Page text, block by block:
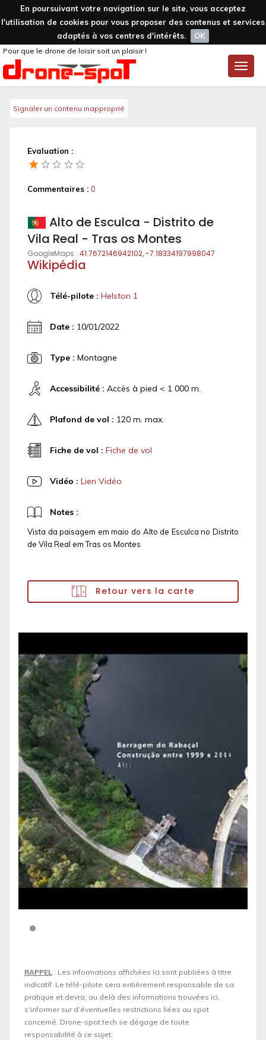
En poursuivant votre navigation sur le site, vous acceptez
l'utilisation de cookies pour vous proposer des contenus et services
adaptés à vos centres d'intérêts.
OK
Toggle
Pour que le drone de loisir soit un plaisir !
Signaler un contenu inapproprié
Evaluation :
Commentaires : 0
Alto de Esculca - Distrito de
Vila Real - Tras os Montes
GoogleMaps : 41.7672146942102, -7.18334197998047
Wikipédia
Télé-pilote : Helston 1
Date : 10/01/2022
Type : Montagne
Accessibilité : Accès à pied < 1 000 m.
Plafond de vol : 120 m. max.
Fiche de vol : Fiche de vol
Vidéo : Lien Vidéo
Notes :
Vista da paisagem em maio do Alto de Esculca no Distrito
de Vila Real em Tras os Montes
Retour vers la carte
RAPPEL : Les informations affichées ici sont publiées à titre
indicatif. Le télé-pilote sera entièrement responsable de sa
pratique et devra, au delà des informations trouvées ici,
s'informer sur d’éventuelles restrictions liées au spot
concerné. Drone-spot.tech se dégage de toute
responsabilité à ce sujet.